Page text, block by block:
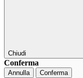
Chiudi
Conferma
Annulla Conferma